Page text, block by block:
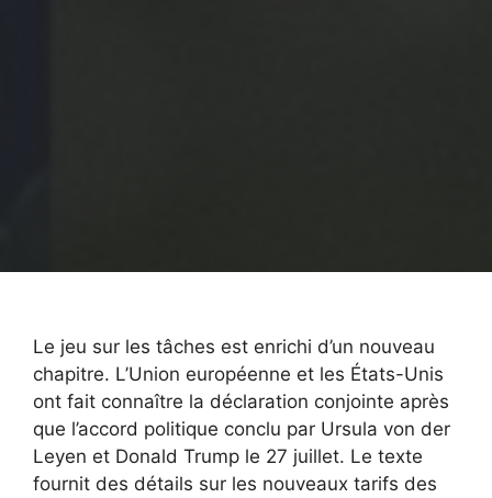
Le jeu sur les tâches est enrichi d’un nouveau
chapitre. L’Union européenne et les États-Unis
ont fait connaître la déclaration conjointe après
que l’accord politique conclu par Ursula von der
Leyen et Donald Trump le 27 juillet. Le texte
fournit des détails sur les nouveaux tarifs des